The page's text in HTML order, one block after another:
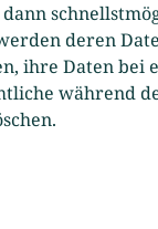
deren
ihre Daten
während